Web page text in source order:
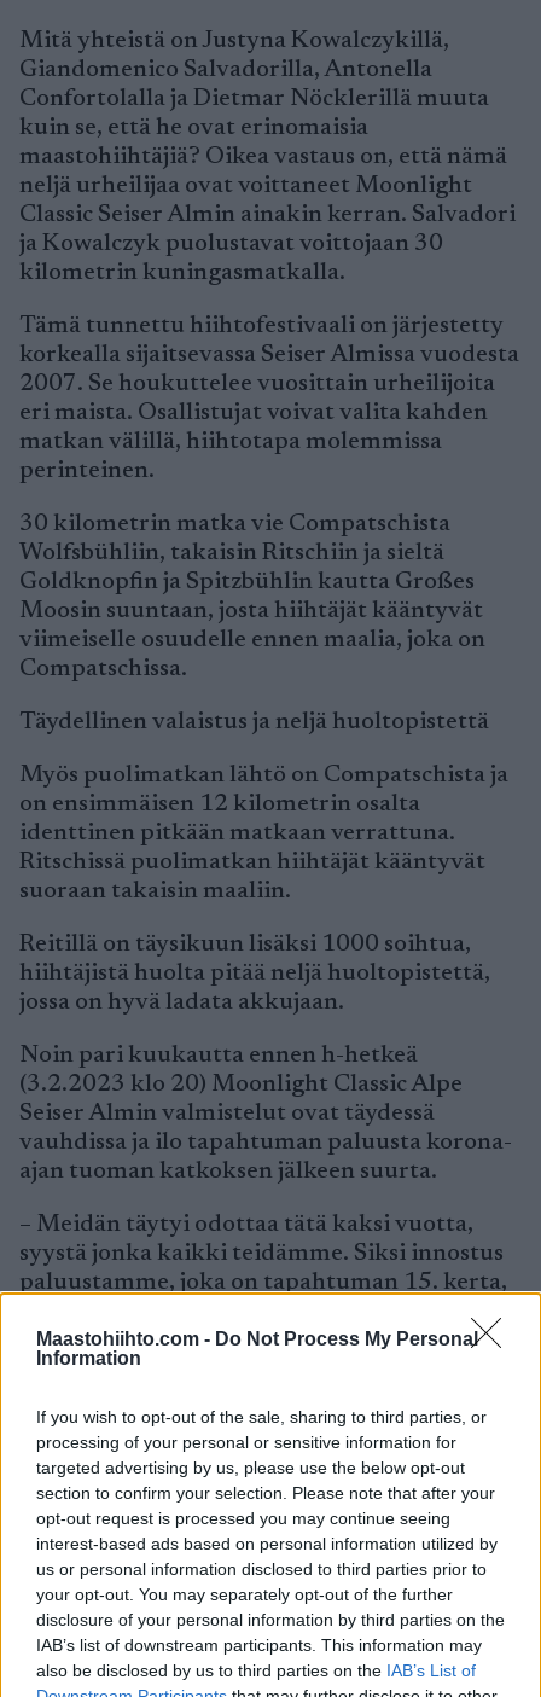
Maastohiihto.com - Do Not Process My Personal
Information
If you wish to opt-out of the sale, sharing to third parties, or
processing of your personal or sensitive information for
targeted advertising by us, please use the below opt-out
section to confirm your selection. Please note that after your
opt-out request is processed you may continue seeing
interest-based ads based on personal information utilized by
us or personal information disclosed to third parties prior to
your opt-out. You may separately opt-out of the further
disclosure of your personal information by third parties on the
IAB’s list of downstream participants. This information may
also be disclosed by us to third parties on the IAB’s List of
Mitä yhteistä on Justyna Kowalczykillä,
Giandomenico Salvadorilla, Antonella
Confortolalla ja Dietmar Nöcklerillä muuta
kuin se, että he ovat erinomaisia
maastohiihtäjiä? Oikea vastaus on, että nämä
neljä urheilijaa ovat voittaneet Moonlight
Classic Seiser Almin ainakin kerran. Salvadori
ja Kowalczyk puolustavat voittojaan 30
kilometrin kuningasmatkalla.
Tämä tunnettu hiihtofestivaali on järjestetty
korkealla sijaitsevassa Seiser Almissa vuodesta
2007. Se houkuttelee vuosittain urheilijoita
eri maista. Osallistujat voivat valita kahden
matkan välillä, hiihtotapa molemmissa
perinteinen.
30 kilometrin matka vie Compatschista
Wolfsbühliin, takaisin Ritschiin ja sieltä
Goldknopfin ja Spitzbühlin kautta Großes
Moosin suuntaan, josta hiihtäjät kääntyvät
viimeiselle osuudelle ennen maalia, joka on
Compatschissa.
Täydellinen valaistus ja neljä huoltopistettä
Myös puolimatkan lähtö on Compatschista ja
on ensimmäisen 12 kilometrin osalta
identtinen pitkään matkaan verrattuna.
Ritschissä puolimatkan hiihtäjät kääntyvät
suoraan takaisin maaliin.
Reitillä on täysikuun lisäksi 1000 soihtua,
hiihtäjistä huolta pitää neljä huoltopistettä,
jossa on hyvä ladata akkujaan.
Noin pari kuukautta ennen h-hetkeä
(3.2.2023 klo 20) Moonlight Classic Alpe
Seiser Almin valmistelut ovat täydessä
vauhdissa ja ilo tapahtuman paluusta korona-
ajan tuoman katkoksen jälkeen suurta.
– Meidän täytyi odottaa tätä kaksi vuotta,
syystä jonka kaikki teidämme. Siksi innostus
paluustamme, joka on tapahtuman 15. kerta,
järjestelykomitean puheenjohtaja Robert
Gobbo sanoo.
Tapahtuma on aiempien vuosien tapaan osa
yhdistelmäkilpailua, jotka talvisen Moonlight
Classic Seiser Almin hiihtämisen lisäksi
juoksevat Seiser Alm puolimaratonin kesällä.
Ilmoittautuminen on käynnissä:
www.moonlightclassic.info
HUOM! Alennettu hinta ilmoittautumisille
15.1.2023 mennessä.